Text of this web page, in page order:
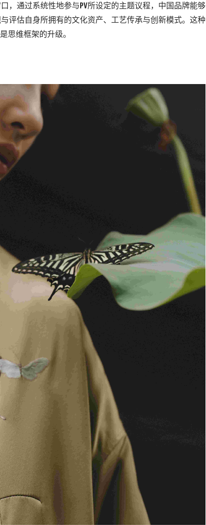
，通过系统性地参与PV所设定的主题议程，中国品牌能够
评估自身所拥有的文化资产、工艺传承与创新模式。这种
思维框架的升级。